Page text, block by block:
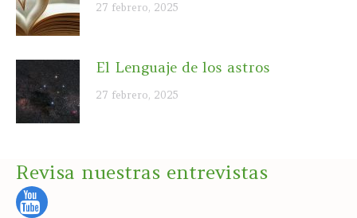
27 febrero, 2025
El Lenguaje de los astros
27 febrero, 2025
Revisa nuestras entrevistas